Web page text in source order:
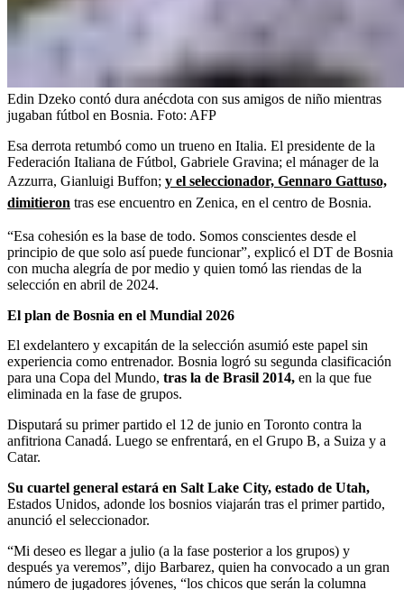
Edin Dzeko contó dura anécdota con sus amigos de niño mientras
jugaban fútbol en Bosnia. Foto: AFP
Esa derrota retumbó como un trueno en Italia. El presidente de la
Federación Italiana de Fútbol, Gabriele Gravina; el mánager de la
Azzurra, Gianluigi Buffon; y el seleccionador, Gennaro Gattuso,
dimitieron tras ese encuentro en Zenica, en el centro de Bosnia.
“Esa cohesión es la base de todo. Somos conscientes desde el
principio de que solo así puede funcionar”, explicó el DT de Bosnia
con mucha alegría de por medio y quien tomó las riendas de la
selección en abril de 2024.
El plan de Bosnia en el Mundial 2026
El exdelantero y excapitán de la selección asumió este papel sin
experiencia como entrenador. Bosnia logró su segunda clasificación
para una Copa del Mundo, tras la de Brasil 2014, en la que fue
eliminada en la fase de grupos.
Disputará su primer partido el 12 de junio en Toronto contra la
anfitriona Canadá. Luego se enfrentará, en el Grupo B, a Suiza y a
Catar.
Su cuartel general estará en Salt Lake City, estado de Utah,
Estados Unidos, adonde los bosnios viajarán tras el primer partido,
anunció el seleccionador.
“Mi deseo es llegar a julio (a la fase posterior a los grupos) y
después ya veremos”, dijo Barbarez, quien ha convocado a un gran
número de jugadores jóvenes, “los chicos que serán la columna